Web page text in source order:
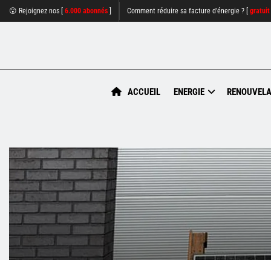
😮 Rejoignez nos [ 6.000 abonnés Comment réduire sa facture d'énergie ? [ gratuit
ACCUEIL ENERGIE